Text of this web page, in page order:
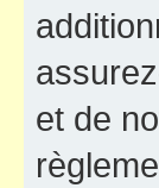
et de